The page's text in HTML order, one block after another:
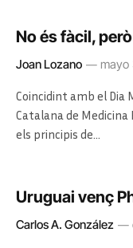
No és fàcil,
Joan Lozano mayo
Coincidint amb el Dia
Catalana de Medicina
els principis de…
Uruguai venç
Carlos A. González